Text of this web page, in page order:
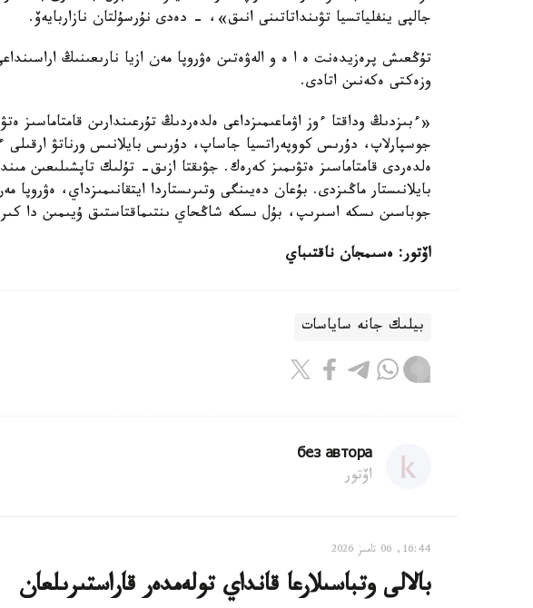
جالپى ينفلياتسيا تۋىنداتاتىنى انىق»، - دەدى نۇرسۇلتان نازاربايەۆ.
تۇڭعىش پرەزيدەنت ە ا ە و الەۋەتىن ەۋروپا مەن ازيا نارىعىنىڭ
وزەكتى ەكەنىن اتادى.
«ءبىزدىڭ وداقتا ءوز اۋماعىمىزداعى ەلدەردىڭ تۇرعىندارىن
جوسپارلاپ، دۇرىس كووپەراتسيا جاساپ، دۇرىس بايلانىس ورناتۋ ارقىلى
ەلدەردى قامتاماسىز ەتۋىمىز كەرەك. جۋىقتا ازىق- تۇلىك تاپشىلىعىن
بايلانىستار ماڭىزدى. بۇعان دەيىنگى وتىرىستاردا ايتقانىمىزداي، ەۋروپا
جوباسىن ىسكە اسىرىپ، بۇل ىسكە شاڭحاي ىنتىماقتاستىق ۇيىمىن دا
اۆتور: ەسىمجان ناقتىباي
بيلىك جانە ساياسات
без автора
اۆتور
16:44, 06 تامىز 2026
بالالى وتباسىلارعا قانداي تولەمدەر قاراستىرىلعان